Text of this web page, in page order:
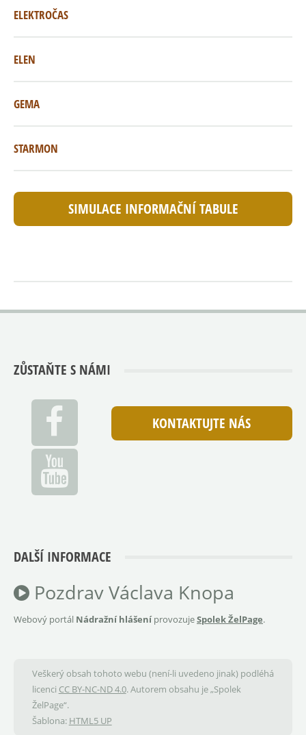
ELEKTROČAS
ELEN
GEMA
STARMON
SIMULACE INFORMAČNÍ TABULE
ZŮSTAŇTE S NÁMI
KONTAKTUJTE NÁS
DALŠÍ INFORMACE
Pozdrav Václava Knopa
Webový portál Nádražní hlášeníprovozujeSpolek ŽelPage.
Veškerý obsah tohoto webu (není-li uvedeno jinak) podléhá
licenci CC BY-NC-ND 4.0. Autorem obsahu je „Spolek
ŽelPage“.
Šablona: HTML5 UP